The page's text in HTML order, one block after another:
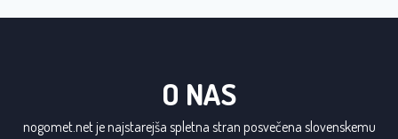
O NAS
nogomet.net je najstarejša spletna stran posvečena slovenskemu